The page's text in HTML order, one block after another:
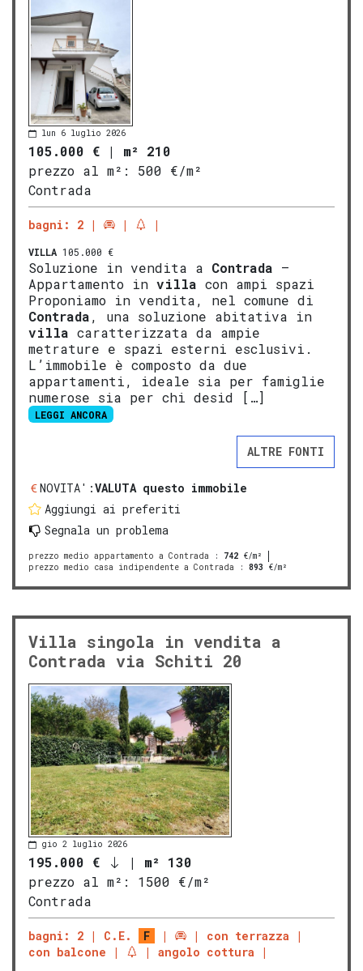
lun 6 luglio 2026
105.000 € | m² 210
prezzo al m²:
500 €/m²
Contrada
bagni: 2
VILLA 105.000 €
Soluzione in vendita a Contrada –
Appartamento in villa con ampi spazi
Proponiamo in vendita, nel comune di
Contrada, una soluzione abitativa in
villa caratterizzata da ampie
metrature e spazi esterni esclusivi.
L’immobile è composto da due
appartamenti, ideale sia per famiglie
numerose sia per chi desid […]
LEGGI ANCORA
ALTRE FONTI
NOVITA':VALUTA questo immobile
Aggiungi ai preferiti
Segnala un problema
prezzo medio appartamento a Contrada : 742 €/m²
prezzo medio casa indipendente a Contrada : 893 €/m²
Villa singola in vendita a
Contrada via Schiti 20
gio 2 luglio 2026
195.000 € | m² 130
prezzo al m²:
1500 €/m²
Contrada
bagni: 2 C.E. F
con terrazza
con balcone
angolo cottura